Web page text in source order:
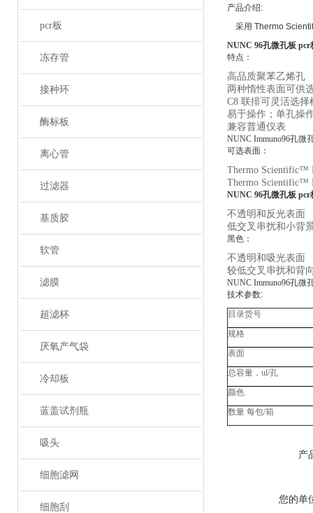
pcr板
冻存管
接种环
酶标板
离心管
过滤器
基质胶
软管
滤膜
超滤杯
厌氧产气袋
冷却板
蓝盖试剂瓶
吸头
细胞滤网
细胞刮
产品介绍:
采用 Thermo
NUNC 96孔微孔板 pcr
特点：
高品质聚苯乙烯孔
两种惰性表面可供
C8 联排可灵活选择
易于操作；单孔操
兼容普通仪表
NUNC Immuno96孔微
可选表面：
Thermo
Thermo
NUNC 96孔微孔板 pcr
不透明和反光表面
低交叉串扰和小背
黑色：
不透明和吸光表面
较低交叉串扰和背
NUNC Immuno96孔微
技术参数:
目录货号
规格
表面
总容量， ul/孔
颜色
数量 每包/箱
产
您的单